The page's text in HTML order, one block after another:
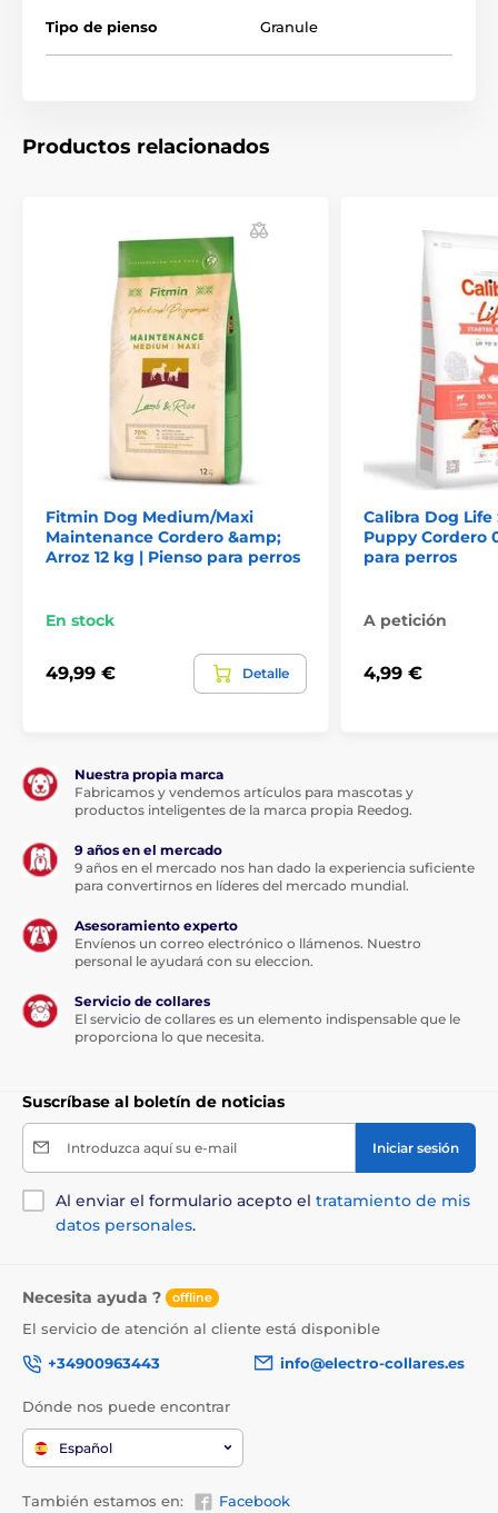
Cerdo crudo (18 %), cerdo deshidratado entero (18 %),
guisantes verdes enteros, lentejas rojas enteras,
hígado de cerdo crudo (8 %), grasa de cerdo (6 %),
calabaza moscada fresca entera (4 %), garbanzos
enteros, lentejas verdes enteras, guisantes amarillos
enteros, fibra de lenteja, almidón de guisante, alga
(fuente de DHA y EPA), calabaza fresca entera, alga
seca, sal, arándanos rojos frescos enteros, arándanos
frescos enteros, raíz de achicoria seca, cúrcuma, cardo
mariano, raíz de bardana, lavanda, raíz de malvavisco,
escaramujos.
Componentes analíticos:
Proteína bruta 31 %, contenido de grasa 15 %, ceniza
fósforo 0,9 %, omega-6 2,6 %, omega-3 0,9 %, DHA /
EPA 0,15 % / 0,1 %.
3b407 (cobre) 5,5 mg, 3a821 vitamina B1 100 mg, 3a825i
vitamina B2 20 mg, 3a314 niacina 200 mg, 3a841 D-
pantotenato cálcico 60 mg, 3a831 vitamina B6 35 mg,
3a316 ácido fólico 7 mg, 3a835 vitamina B12 0,2 mg,
3a671 vitamina D3 1000 IU, 3a700 vitamina E 500 IU.
DSM 10663 NCIMB 10415: 1x10
tecnológicos: 1b306(i) extracto de tocoferoles de
aceites vegetales 110 mg, 1a330 ácido cítrico 40 mg.
Tipo de pienso Granule
Productos relacionados
Fitmin Dog Medium/Maxi
Maintenance Cordero &amp;
Arroz 12 kg | Pienso para perros
En stock
49,99 € Detalle
Calibra Dog Life
Puppy Cordero
para perros
A petición
4,99 €
Nuestra propia marca
Fabricamos y vendemos artículos para mascotas y
productos inteligentes de la marca propia Reedog.
9 años en el mercado
9 años en el mercado nos han dado la experiencia suficiente
para convertirnos en líderes del mercado mundial.
Asesoramiento experto
Envíenos un correo electrónico o llámenos. Nuestro
personal le ayudará con su eleccion.
Servicio de collares
El servicio de collares es un elemento indispensable que le
proporciona lo que necesita.
Suscríbase al boletín de noticias
Introduzca aquí su e-mail Iniciar sesión
Al enviar el formulario acepto el tratamiento de mis
datos personales.
Necesita ayuda ? offline
El servicio de atención al cliente está disponible
+34900963443
info@electro-collares.es
Dónde nos puede encontrar
Español
También estamos en: Facebook